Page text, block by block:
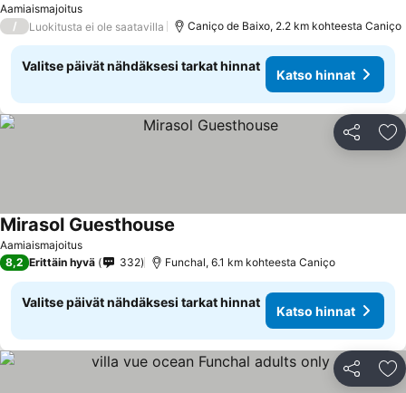
Aamiaismajoitus
/ Luokitusta ei ole saatavilla Caniço de Baixo, 2.2 km kohteesta Caniço
Valitse päivät nähdäksesi tarkat hinnat
Katso hinnat
Jaa
Aamiaismajoitus
Mirasol Guesthouse
8,2 Erittäin hyvä 332 Funchal, 6.1 km kohteesta Caniço
Valitse päivät nähdäksesi tarkat hinnat
Katso hinnat
Jaa